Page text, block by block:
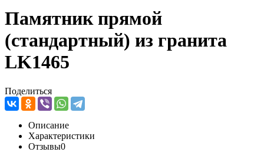
Памятник прямой
(стандартный) из гранита
LK1465
Поделиться
Описание
Характеристики
Отзывы0